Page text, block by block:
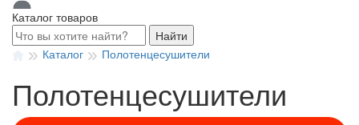
Каталог товаров
Найти
Каталог
Полотенцесушители
Полотенцесушители